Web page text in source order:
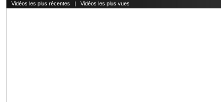
Vidéos les plus récentes | Vidéos les plus vues